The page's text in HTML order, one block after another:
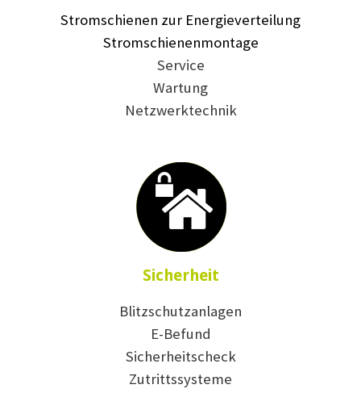
Stromschienen zur Energieverteilung
Stromschienenmontage
Service
Wartung
Netzwerktechnik
Sicherheit
Blitzschutzanlagen
E-Befund
Sicherheitscheck
Zutrittssysteme